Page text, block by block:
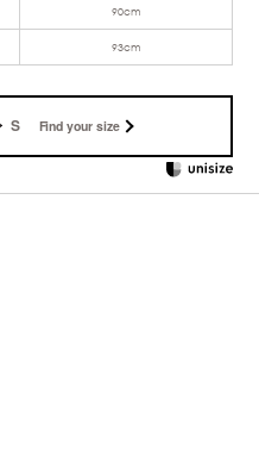
90cm
93cm
S Find your size